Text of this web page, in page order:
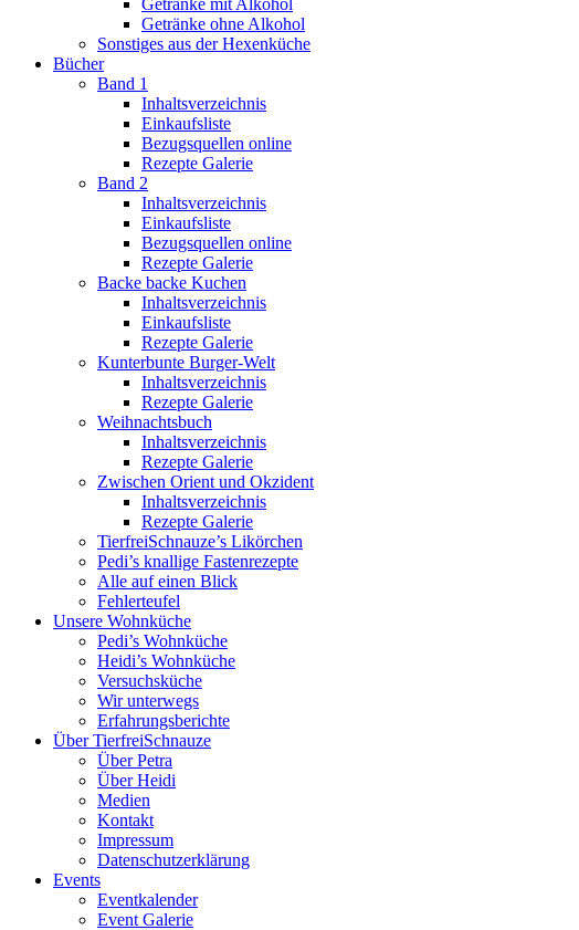
Getränke mit Alkohol
Getränke ohne Alkohol
Sonstiges aus der Hexenküche
Bücher
Band 1
Inhaltsverzeichnis
Einkaufsliste
Bezugsquellen online
Rezepte Galerie
Band 2
Inhaltsverzeichnis
Einkaufsliste
Bezugsquellen online
Rezepte Galerie
Backe backe Kuchen
Inhaltsverzeichnis
Einkaufsliste
Rezepte Galerie
Kunterbunte Burger-Welt
Inhaltsverzeichnis
Rezepte Galerie
Weihnachtsbuch
Inhaltsverzeichnis
Rezepte Galerie
Zwischen Orient und Okzident
Inhaltsverzeichnis
Rezepte Galerie
TierfreiSchnauze’s Likörchen
Pedi’s knallige Fastenrezepte
Alle auf einen Blick
Fehlerteufel
Unsere Wohnküche
Pedi’s Wohnküche
Heidi’s Wohnküche
Versuchsküche
Wir unterwegs
Erfahrungsberichte
Über TierfreiSchnauze
Über Petra
Über Heidi
Medien
Kontakt
Impressum
Datenschutzerklärung
Events
Eventkalender
Event Galerie